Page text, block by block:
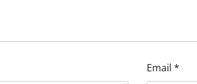
Email *